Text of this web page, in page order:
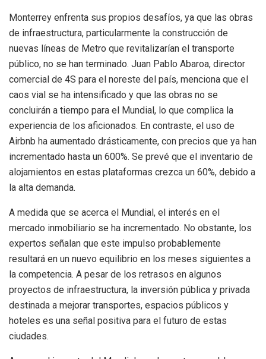
Monterrey enfrenta sus propios desafíos, ya que las obras
de infraestructura, particularmente la construcción de
nuevas líneas de Metro que revitalizarían el transporte
público, no se han terminado. Juan Pablo Abaroa, director
comercial de 4S para el noreste del país, menciona que el
caos vial se ha intensificado y que las obras no se
concluirán a tiempo para el Mundial, lo que complica la
experiencia de los aficionados. En contraste, el uso de
Airbnb ha aumentado drásticamente, con precios que ya han
incrementado hasta un 600%. Se prevé que el inventario de
alojamientos en estas plataformas crezca un 60%, debido a
la alta demanda.
A medida que se acerca el Mundial, el interés en el
mercado inmobiliario se ha incrementado. No obstante, los
expertos señalan que este impulso probablemente
resultará en un nuevo equilibrio en los meses siguientes a
la competencia. A pesar de los retrasos en algunos
proyectos de infraestructura, la inversión pública y privada
destinada a mejorar transportes, espacios públicos y
hoteles es una señal positiva para el futuro de estas
ciudades.